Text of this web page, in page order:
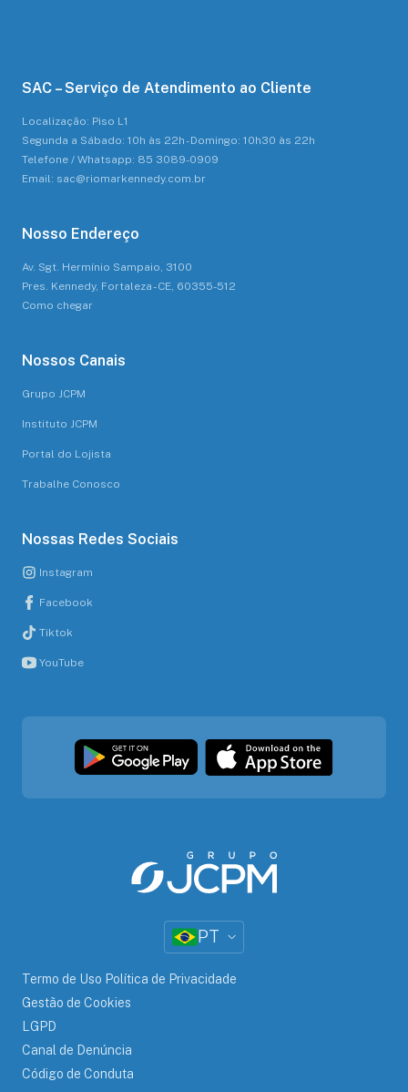
SAC – Serviço de Atendimento ao Cliente
Localização: Piso L1
Segunda a Sábado: 10h às 22h - Domingo: 10h30 às 22h
Telefone / Whatsapp: 85 3089-0909
Email: sac@riomarkennedy.com.br
Nosso Endereço
Av. Sgt. Hermínio Sampaio, 3100
Pres. Kennedy, Fortaleza - CE, 60355-512
Como chegar
Nossos Canais
Grupo JCPM
Instituto JCPM
Portal do Lojista
Trabalhe Conosco
Nossas Redes Sociais
Instagram
Facebook
Tiktok
YouTube
PT
Termo de Uso Política de Privacidade
Gestão de Cookies
LGPD
Canal de Denúncia
Código de Conduta